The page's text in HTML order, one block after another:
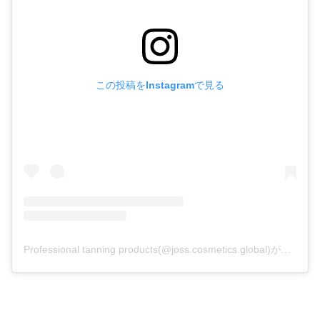
この投稿をInstagramで見る